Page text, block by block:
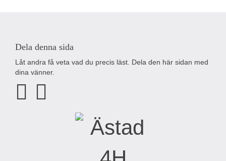
Dela denna sida
Låt andra få veta vad du precis läst. Dela den här sidan med
dina vänner.